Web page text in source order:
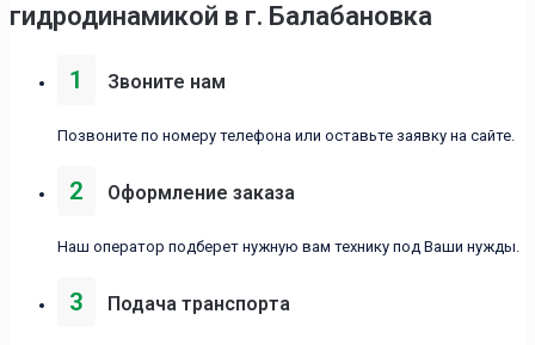
гидродинамикой в г. Балабановка
1 Звоните нам
Позвоните по номеру телефона или оставьте заявку на сайте.
2 Оформление заказа
Наш оператор подберет нужную вам технику под Ваши нужды.
3 Подача транспорта